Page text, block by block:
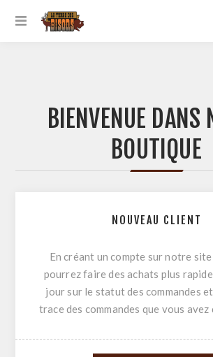
BIENVENUE DANS
BOUTIQUE
NOUVEAU CLIENT
En créant un compte sur notre
pourrez faire des achats plus
jour sur le statut des commandes
trace des commandes que vous avez